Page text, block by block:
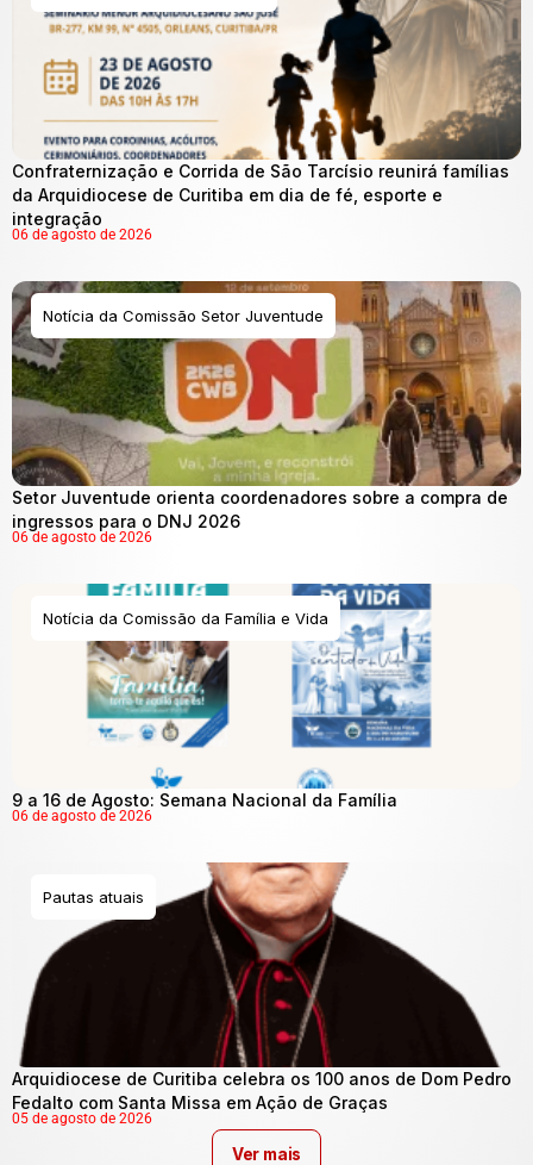
Confraternização e Corrida de São Tarcísio reunirá famílias
da Arquidiocese de Curitiba em dia de fé, esporte e
integração
06 de agosto de 2026
Notícia da Comissão Setor Juventude
Setor Juventude orienta coordenadores sobre a compra de
ingressos para o DNJ 2026
06 de agosto de 2026
Notícia da Comissão da Família e Vida
9 a 16 de Agosto: Semana Nacional da Família
06 de agosto de 2026
Pautas atuais
Arquidiocese de Curitiba celebra os 100 anos de Dom Pedro
Fedalto com Santa Missa em Ação de Graças
05 de agosto de 2026
Ver mais